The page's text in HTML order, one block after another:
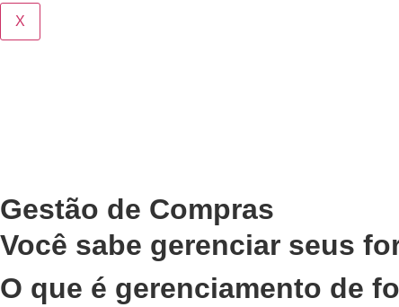
X
Gestão de Compras
Você sabe gerenciar seus
O que é gerenciamento de